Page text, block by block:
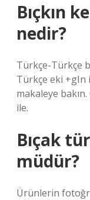
Bıçkın
nedir?
Türkçe-Türkçe
Türkçe eki +gIn
makaleye
ile.
Bıçak
müdür?
Ürünlerin